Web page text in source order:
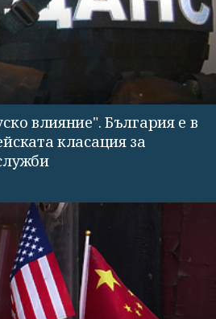
влияние". България е в
класация за